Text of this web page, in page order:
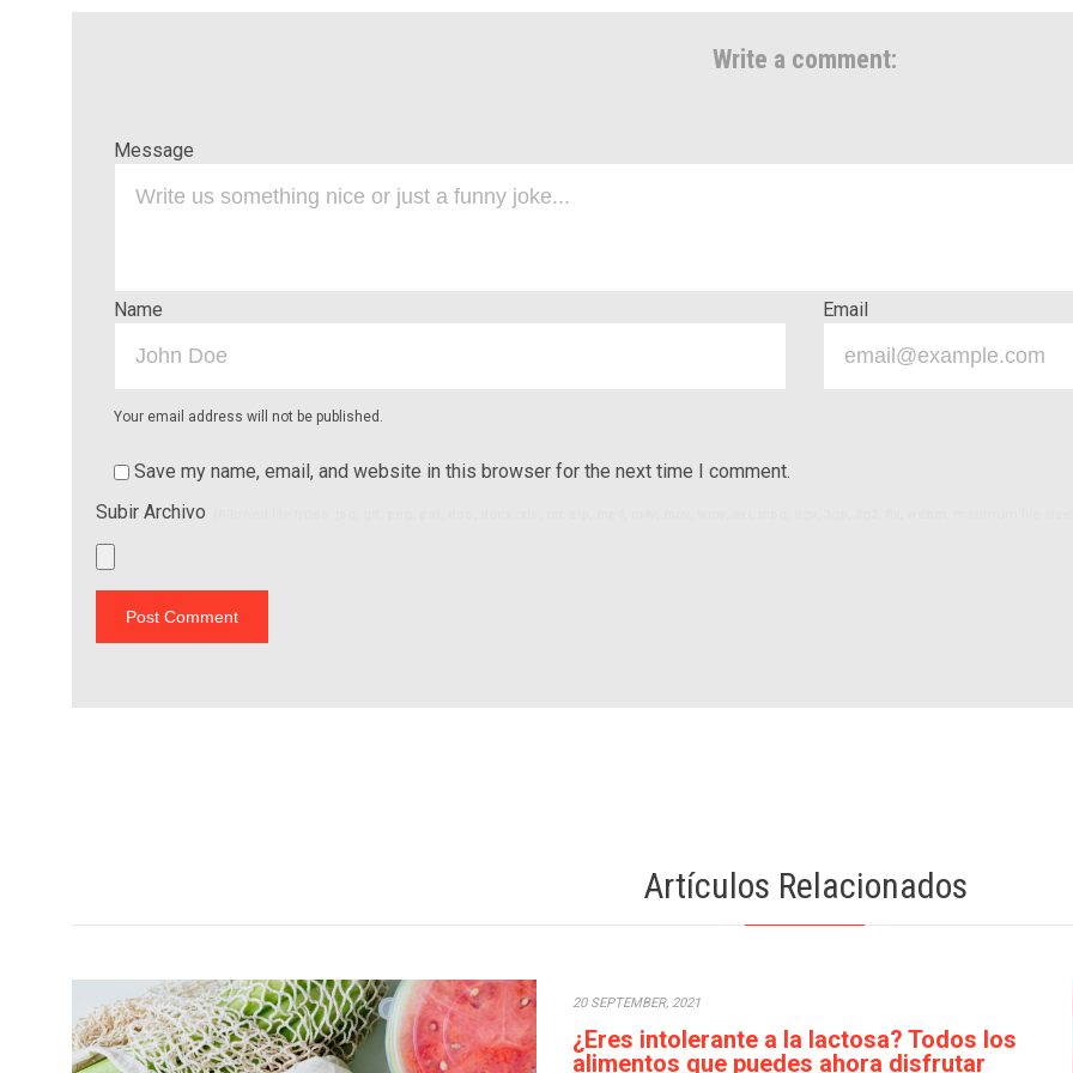
Write a comment:
Message
Name Email
Your email address will not be published.
Save my name, email, and website in this browser for the next time I comment.
Subir Archivo
Artículos Relacionados
20 SEPTEMBER, 2021
¿Eres intolerante a la lactosa? Todos los
alimentos que puedes ahora disfrutar